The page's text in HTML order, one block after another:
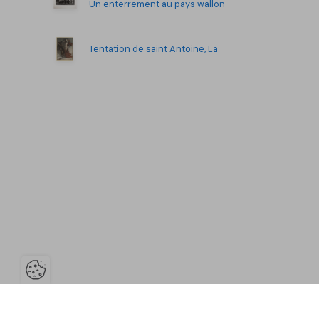
Un enterrement au pays wallon
Tentation de saint Antoine, La
Ouvrir la barre de gestion des